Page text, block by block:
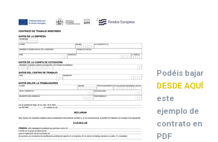
Podéis bajar
DESDE AQUÍ
este
ejemplo de
contrato en
PDF